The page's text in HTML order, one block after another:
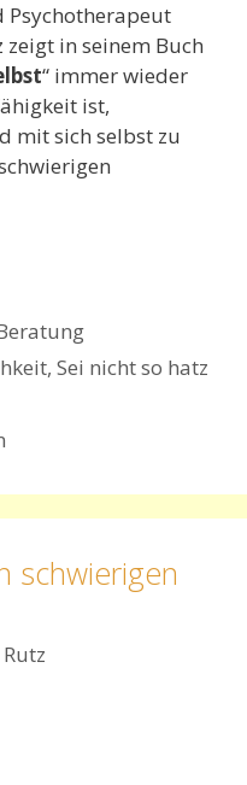
Psychotherapeut
in seinem Buch
“ immer wieder
ist,
mit sich selbst zu
,Sei nicht so hatz
schwierigen